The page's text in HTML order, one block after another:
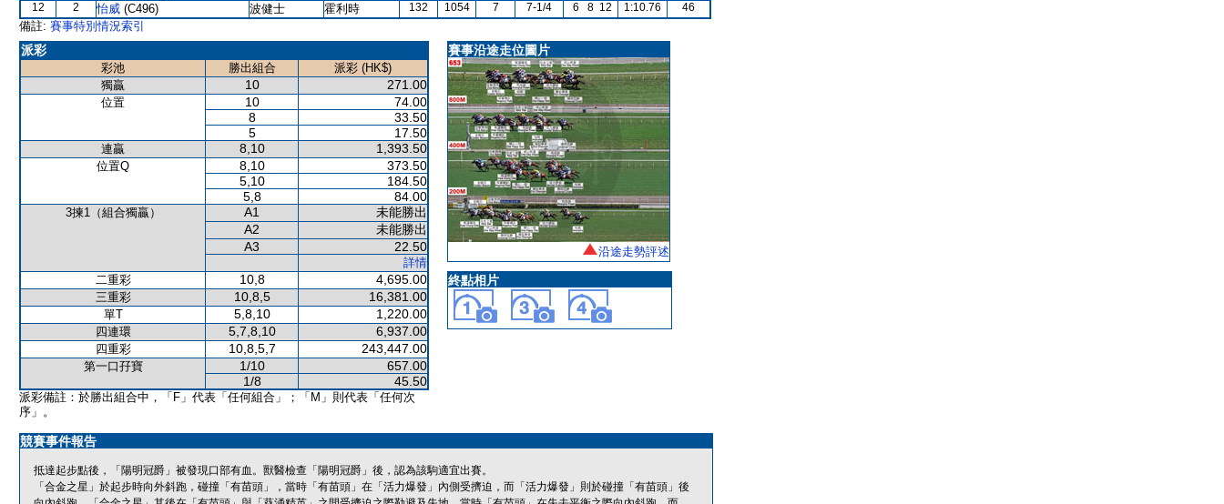
12
2 怡威 (C496) 波健士 霍利時 132 1054 7 7-1/4 6 8 12 1:10.76 46
備註: 賽事特別情況索引
派彩
彩池 勝出組合
派彩 (HK$)
獨贏
10 271.00
位置 10
74.00
8
33.50
5
17.50
連贏 8,10 1,393.50
位置Q 8,10
373.50
5,10
184.50
5,8
84.00
3揀1（組合獨贏） A1
未能勝出
A2
未能勝出
A3
22.50
詳情
二重彩
10,8 4,695.00
三重彩 10,8,5 16,381.00
單T 5,8,10 1,220.00
四連環 5,7,8,10 6,937.00
四重彩 10,8,5,7 243,447.00
第一口孖寶 1/10
657.00
1/8
45.50
派彩備註：於勝出組合中，「F」代表「任何組合」；「M」則代表「任何次
序」。
賽事沿途走位圖片
沿途走勢評述
終點相片
競賽事件報告
抵達起步點後，「陽明冠爵」被發現口部有血。獸醫檢查「陽明冠爵」後，認為該駒適宜出賽。
「合金之星」於起步時向外斜跑，碰撞「有苗頭」，當時「有苗頭」在「活力爆發」內側受擠迫，而「活力爆發」則於碰撞「有苗頭」後